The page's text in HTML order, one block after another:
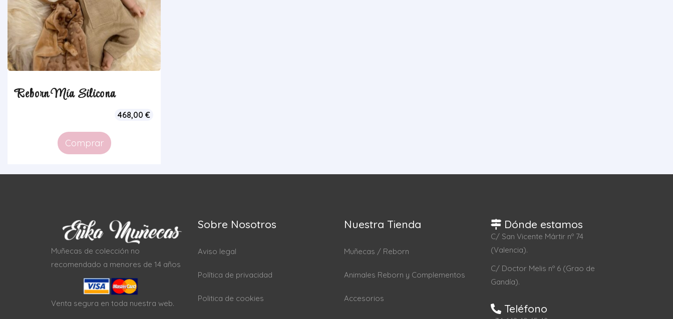
Reborn Mía Silicona
468,00 €
Comprar
Muñecas de colección no
recomendado a menores de 14 años
Venta segura en toda nuestra web.
Sobre Nosotros
Aviso legal
Política de privacidad
Politica de cookies
Nuestra Tienda
Muñecas / Reborn
Animales Reborn y Complementos
Accesorios
Dónde estamos
C/ San Vicente Mártir nº 74
(Valencia).
C/ Doctor Melis nº 6 (Grao de
Gandía).
Teléfono